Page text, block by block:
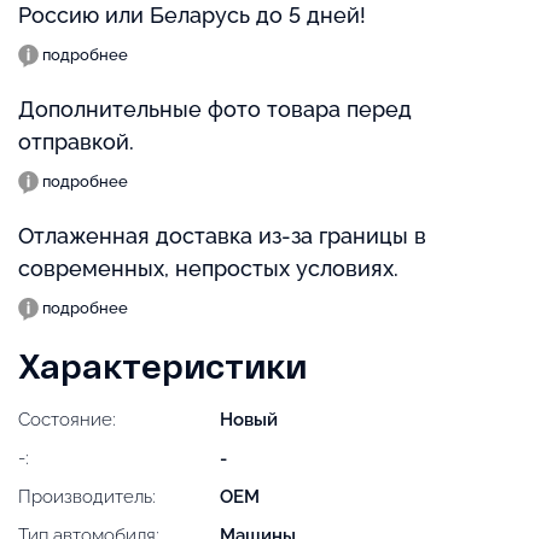
Россию или Беларусь до 5 дней!
подробнее
Дополнительные фото товара перед
отправкой.
подробнее
Отлаженная доставка из-за границы в
современных, непростых условиях.
подробнее
Характеристики
Состояние:
Новый
-:
-
Производитель:
OEM